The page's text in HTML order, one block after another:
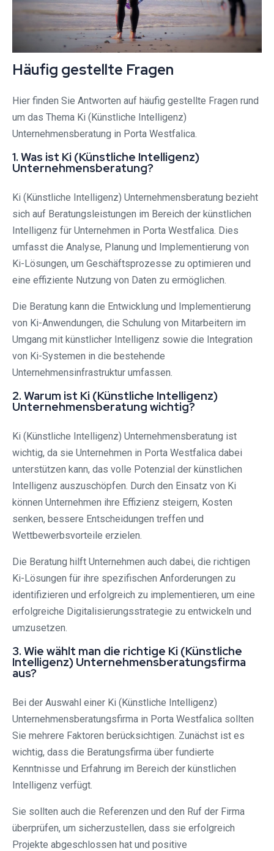
Häufig gestellte Fragen
Hier finden Sie Antworten auf häufig gestellte Fragen rund
um das Thema Ki (Künstliche Intelligenz)
Unternehmensberatung in Porta Westfalica.
1. Was ist Ki (Künstliche Intelligenz)
Unternehmensberatung?
Ki (Künstliche Intelligenz) Unternehmensberatung bezieht
sich auf Beratungsleistungen im Bereich der künstlichen
Intelligenz für Unternehmen in Porta Westfalica. Dies
umfasst die Analyse, Planung und Implementierung von
Ki-Lösungen, um Geschäftsprozesse zu optimieren und
eine effiziente Nutzung von Daten zu ermöglichen.
Die Beratung kann die Entwicklung und Implementierung
von Ki-Anwendungen, die Schulung von Mitarbeitern im
Umgang mit künstlicher Intelligenz sowie die Integration
von Ki-Systemen in die bestehende
Unternehmensinfrastruktur umfassen.
2. Warum ist Ki (Künstliche Intelligenz)
Unternehmensberatung wichtig?
Ki (Künstliche Intelligenz) Unternehmensberatung ist
wichtig, da sie Unternehmen in Porta Westfalica dabei
unterstützen kann, das volle Potenzial der künstlichen
Intelligenz auszuschöpfen. Durch den Einsatz von Ki
können Unternehmen ihre Effizienz steigern, Kosten
senken, bessere Entscheidungen treffen und
Wettbewerbsvorteile erzielen.
Die Beratung hilft Unternehmen auch dabei, die richtigen
Ki-Lösungen für ihre spezifischen Anforderungen zu
identifizieren und erfolgreich zu implementieren, um eine
erfolgreiche Digitalisierungsstrategie zu entwickeln und
umzusetzen.
3. Wie wählt man die richtige Ki (Künstliche
Intelligenz) Unternehmensberatungsfirma
aus?
Bei der Auswahl einer Ki (Künstliche Intelligenz)
Unternehmensberatungsfirma in Porta Westfalica sollten
Sie mehrere Faktoren berücksichtigen. Zunächst ist es
wichtig, dass die Beratungsfirma über fundierte
Kenntnisse und Erfahrung im Bereich der künstlichen
Intelligenz verfügt.
Sie sollten auch die Referenzen und den Ruf der Firma
überprüfen, um sicherzustellen, dass sie erfolgreich
Projekte abgeschlossen hat und positive